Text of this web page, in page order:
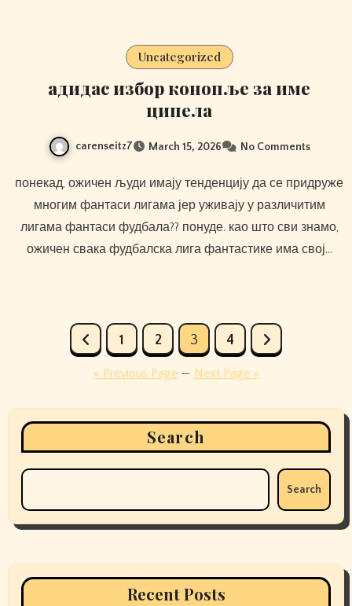
Uncategorized
адидас избор конопље за име
ципела
carenseitz7 March 15, 2026 No Comments
понекад, ожичен људи имају тенденцију да се придруже
многим фантаси лигама јер уживају у различитим
лигама фантаси фудбала?? понуде. као што сви знамо,
ожичен свака фудбалска лига фантастике има свој…
pagination
1 2 3 4
« Previous Page— Next Page »
Search
Search
Recent Posts